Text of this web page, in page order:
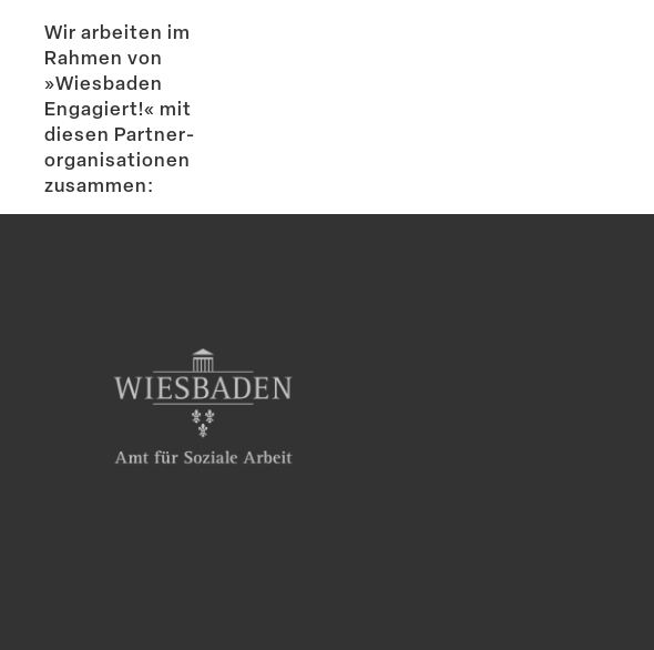
Wir arbeiten im
Rahmen von
»Wiesbaden
Engagiert!« mit
diesen Partner­
or­ga­ni­sa­tionen
zusammen: